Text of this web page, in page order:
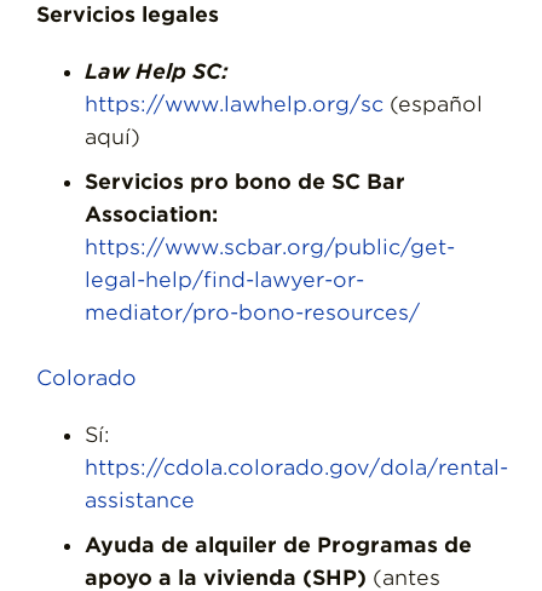
Servicios legales
Law Help SC:
https://www.lawhelp.org/sc (español
aquí)
Servicios pro bono de SC Bar
Association:
https://www.scbar.org/public/get-
legal-help/find-lawyer-or-
mediator/pro-bono-resources/
Colorado
Sí:
https://cdola.colorado.gov/dola/rental-
assistance
Ayuda de alquiler de Programas de
apoyo a la vivienda (SHP) (antes